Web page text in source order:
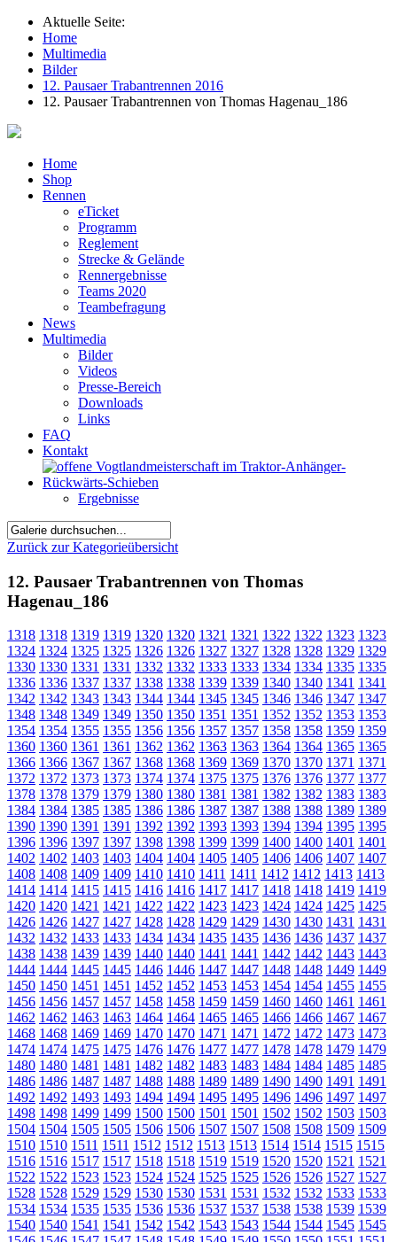
Aktuelle Seite:
Home
Multimedia
Bilder
12. Pausaer Trabantrennen 2016
12. Pausaer Trabantrennen von Thomas Hagenau_186
Home
Shop
Rennen
eTicket
Programm
Reglement
Strecke & Gelände
Rennergebnisse
Teams 2020
Teambefragung
News
Multimedia
Bilder
Videos
Presse-Bereich
Downloads
Links
FAQ
Kontakt
Ergebnisse
Zurück zur Kategorieübersicht
12. Pausaer Trabantrennen von Thomas
Hagenau_186
1318 1318 1319 1319 1320 1320 1321 1321 1322 1322 1323 1323
1324 1324 1325 1325 1326 1326 1327 1327 1328 1328 1329 1329
1330 1330 1331 1331 1332 1332 1333 1333 1334 1334 1335 1335
1336 1336 1337 1337 1338 1338 1339 1339 1340 1340 1341 1341
1342 1342 1343 1343 1344 1344 1345 1345 1346 1346 1347 1347
1348 1348 1349 1349 1350 1350 1351 1351 1352 1352 1353 1353
1354 1354 1355 1355 1356 1356 1357 1357 1358 1358 1359 1359
1360 1360 1361 1361 1362 1362 1363 1363 1364 1364 1365 1365
1366 1366 1367 1367 1368 1368 1369 1369 1370 1370 1371 1371
1372 1372 1373 1373 1374 1374 1375 1375 1376 1376 1377 1377
1378 1378 1379 1379 1380 1380 1381 1381 1382 1382 1383 1383
1384 1384 1385 1385 1386 1386 1387 1387 1388 1388 1389 1389
1390 1390 1391 1391 1392 1392 1393 1393 1394 1394 1395 1395
1396 1396 1397 1397 1398 1398 1399 1399 1400 1400 1401 1401
1402 1402 1403 1403 1404 1404 1405 1405 1406 1406 1407 1407
1408 1408 1409 1409 1410 1410 1411 1411 1412 1412 1413 1413
1414 1414 1415 1415 1416 1416 1417 1417 1418 1418 1419 1419
1420 1420 1421 1421 1422 1422 1423 1423 1424 1424 1425 1425
1426 1426 1427 1427 1428 1428 1429 1429 1430 1430 1431 1431
1432 1432 1433 1433 1434 1434 1435 1435 1436 1436 1437 1437
1438 1438 1439 1439 1440 1440 1441 1441 1442 1442 1443 1443
1444 1444 1445 1445 1446 1446 1447 1447 1448 1448 1449 1449
1450 1450 1451 1451 1452 1452 1453 1453 1454 1454 1455 1455
1456 1456 1457 1457 1458 1458 1459 1459 1460 1460 1461 1461
1462 1462 1463 1463 1464 1464 1465 1465 1466 1466 1467 1467
1468 1468 1469 1469 1470 1470 1471 1471 1472 1472 1473 1473
1474 1474 1475 1475 1476 1476 1477 1477 1478 1478 1479 1479
1480 1480 1481 1481 1482 1482 1483 1483 1484 1484 1485 1485
1486 1486 1487 1487 1488 1488 1489 1489 1490 1490 1491 1491
1492 1492 1493 1493 1494 1494 1495 1495 1496 1496 1497 1497
1498 1498 1499 1499 1500 1500 1501 1501 1502 1502 1503 1503
1504 1504 1505 1505 1506 1506 1507 1507 1508 1508 1509 1509
1510 1510 1511 1511 1512 1512 1513 1513 1514 1514 1515 1515
1516 1516 1517 1517 1518 1518 1519 1519 1520 1520 1521 1521
1522 1522 1523 1523 1524 1524 1525 1525 1526 1526 1527 1527
1528 1528 1529 1529 1530 1530 1531 1531 1532 1532 1533 1533
1534 1534 1535 1535 1536 1536 1537 1537 1538 1538 1539 1539
1540 1540 1541 1541 1542 1542 1543 1543 1544 1544 1545 1545